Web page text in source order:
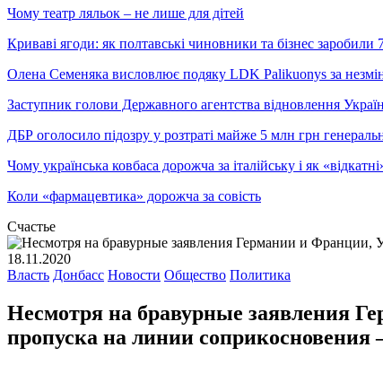
Чому театр ляльок – не лише для дітей
Криваві ягоди: як полтавські чиновники та бізнес заробили
Олена Семеняка висловлює подяку LDK Palikuonys за
Заступник голови Державного агентства відновлення
ДБР оголосило підозру у розтраті майже 5 млн грн
Чому українська ковбаса дорожча за італійську і як
Коли «фармацевтика» дорожча за совість
Счастье
18.11.2020
Власть Донбасс Новости Общество Политика
Несмотря на бравурные заявления
пропуска на линии